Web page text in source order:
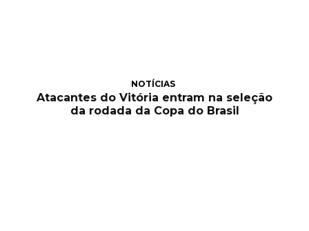
NOTÍCIAS
Atacantes do Vitória entram na seleção
da rodada da Copa do Brasil